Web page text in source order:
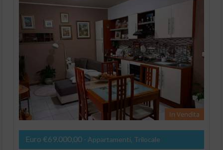
In Vendita
Euro €69.000,00 - Appartamenti, Trilocale